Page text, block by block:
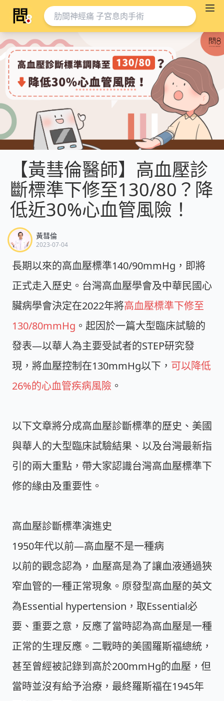
【黃彗倫醫師】高血壓診
斷標準下修至130/80？降
低近30%心血管風險！
黃彗倫
2023-07-04
長期以來的高血壓標準140/90mmHg，即將
正式走入歷史。台灣高血壓學會及中華民國心
臟病學會決定在2022年將高血壓標準下修至
130/80mmHg 。起因於一篇大型臨床試驗的
發表—以華人為主要受試者的STEP研究發
現，將血壓控制在130mmHg以下， 可以降低
26%的心血管疾病風險 。
以下文章將分成高血壓診斷標準的歷史、美國
與華人的大型臨床試驗結果、以及台灣最新指
引的兩大重點，帶大家認識台灣高血壓標準下
修的緣由及重要性。
高血壓診斷標準演進史
1950年代以前—高血壓不是一種病
以前的觀念認為，血壓高是為了讓血液通過狹
窄血管的一種正常現象。原發型高血壓的英文
為Essential hypertension，取Essential必
要、重要之意，反應了當時認為高血壓是一種
正常的生理反應。二戰時的美國羅斯福總統，
甚至曾經被記錄到高於200mmHg的血壓，但
當時並沒有給予治療，最終羅斯福在1945年